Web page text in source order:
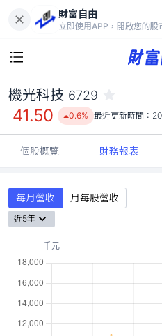
財富自由
立即使用APP，開啟您的股
41.50
機光科技 6729
41.50 0.6% 最近更新時間：
個股概覽 財務報表
每月營收 月每股營收
近5年